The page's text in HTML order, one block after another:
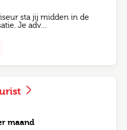
sta jij midden in de
Je adv…
maand